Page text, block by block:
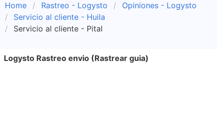
Home Rastreo - Logysto
Opiniones - Logysto
Servicio al cliente - Huila
Servicio al cliente - Pital
Logysto Rastreo envio (Rastrear guia)